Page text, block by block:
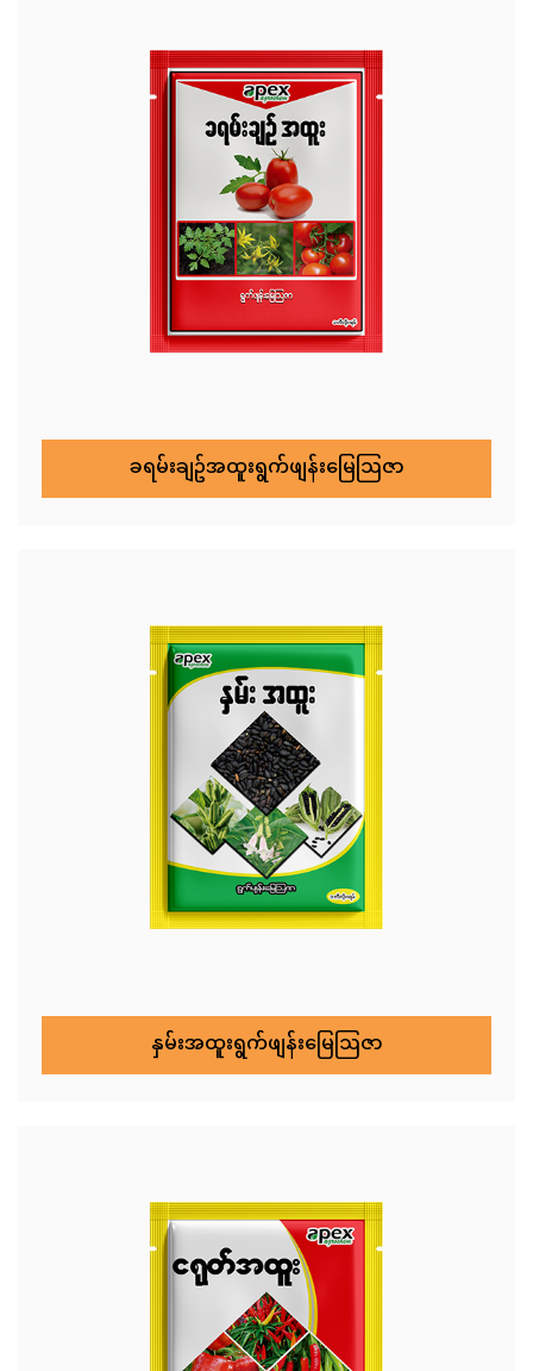
ခရမ်းချဥ်အထူးရွက်ဖျန်းမြေဩဇာ
နှမ်းအထူးရွက်ဖျန်းမြေဩဇာ